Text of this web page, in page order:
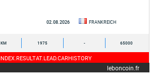
02.08.2026 FRANKREICH
1975 - 65000
leboncoin.fr